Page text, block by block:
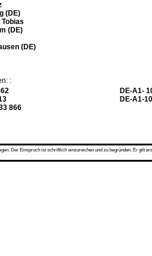
(DE)
Tobias
(DE)
(DE)
:
866
DE-A1-
DE-A1-
Der Einspruch ist schriftlich einzureichen und zu begründen. Er gilt